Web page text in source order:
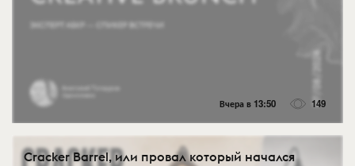
Вчера в 13:50 149
Cracker Barrel, или провал который начался